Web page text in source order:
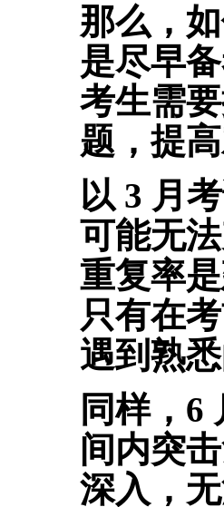
那么，
是尽早备
考生需
题，提
以 3 月
可能无
重复率
只有在
遇到熟
同样，6
间内突
深入，